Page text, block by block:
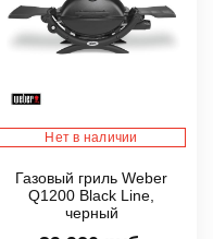
Нет в наличии
Газовый гриль Weber
Q1200 Black Line,
черный